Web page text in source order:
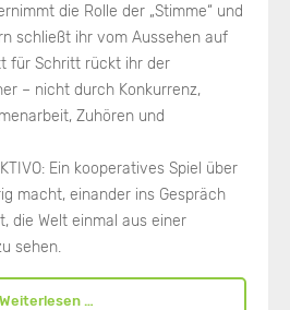
die Rolle der „Stimme“ und
schließt ihr vom Aussehen auf
für Schritt rückt ihr der
– nicht durch Konkurrenz,
Zuhören und
Ein kooperatives Spiel über
macht, einander ins Gespräch
die Welt einmal aus einer
sehen.
Weiterlesen …